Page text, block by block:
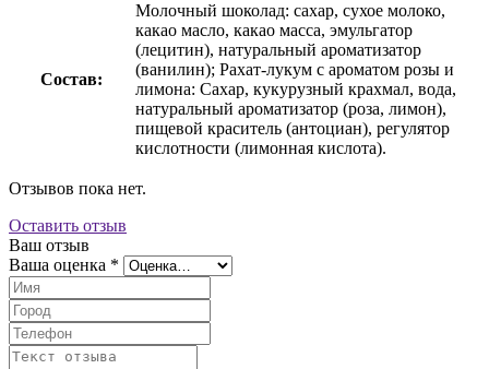
Состав:
Молочный шоколад: сахар, сухое молоко,
какао масло, какао масса, эмульгатор
(лецитин), натуральный ароматизатор
(ванилин); Рахат-лукум с ароматом розы и
лимона: Сахар, кукурузный крахмал, вода,
натуральный ароматизатор (роза, лимон),
пищевой краситель (антоциан), регулятор
кислотности (лимонная кислота).
Отзывов пока нет.
Оставить отзыв
Ваш отзыв
Ваша оценка *